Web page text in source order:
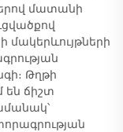
մատանի
մակերևույթների
Թղթի
են ճիշտ